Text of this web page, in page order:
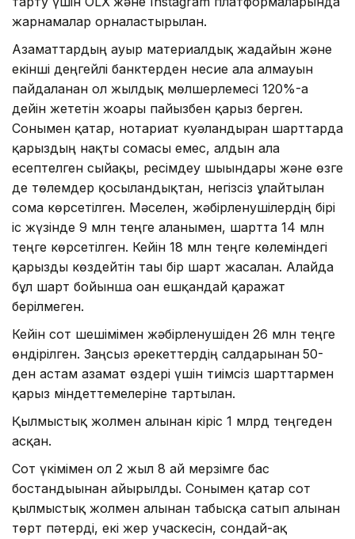
жарнамалар орналастырылған.
Азаматтардың ауыр материалдық жағдайын және
екінші деңгейлі банктерден несие ала алмауын
пайдаланған ол жылдық мөлшерлемесі 120%-ға
дейін жететін жоғары пайызбен қарыз берген.
Сонымен қатар, нотариат куәландырған шарттарда
қарыздың нақты сомасы емес, алдын ала
есептелген сыйақы, ресімдеу шығындары және өзге
де төлемдер қосылғандықтан, негізсіз ұлғайтылған
сома көрсетілген. Мәселен, жәбірленушілердің бірі
іс жүзінде 9 млн теңге алғанымен, шартта 14 млн
теңге көрсетілген. Кейін 18 млн теңге көлеміндегі
қарызды көздейтін тағы бір шарт жасалған. Алайда
бұл шарт бойынша оған ешқандай қаражат
берілмеген.
Кейін сот шешімімен жәбірленушіден 26 млн теңге
өндірілген. Заңсыз әрекеттердің салдарынан 50-
ден астам азамат өздері үшін тиімсіз шарттармен
қарыз міндеттемелеріне тартылған.
Қылмыстық жолмен алынған кіріс 1 млрд теңгеден
асқан.
Сот үкімімен ол 2 жыл 8 ай мерзімге бас
бостандығынан айырылды. Сонымен қатар сот
қылмыстық жолмен алынған табысқа сатып алынған
төрт пәтерді, екі жер учаскесін, сондай-ақ